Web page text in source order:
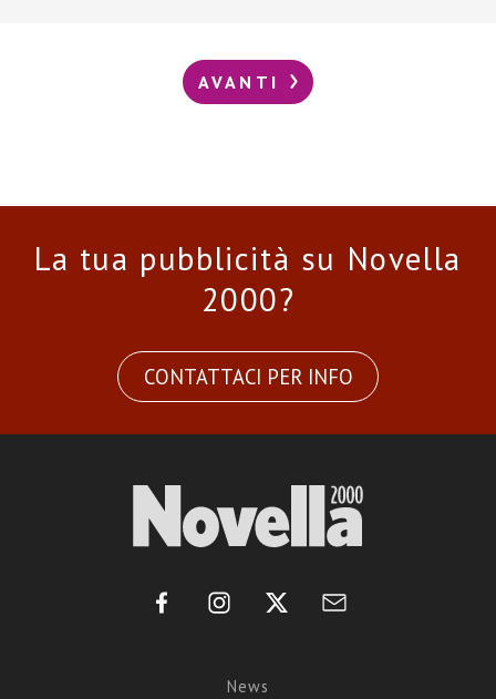
AVANTI
La tua pubblicità su Novella
2000?
CONTATTACI PER INFO
News